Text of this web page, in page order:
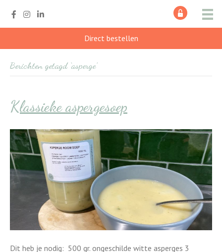
Direct bestellen
Berichten getagd ‘asperge’
Klassieke aspergesoep
Dit heb je nodig: 500 gr. ongeschilde witte asperges 3